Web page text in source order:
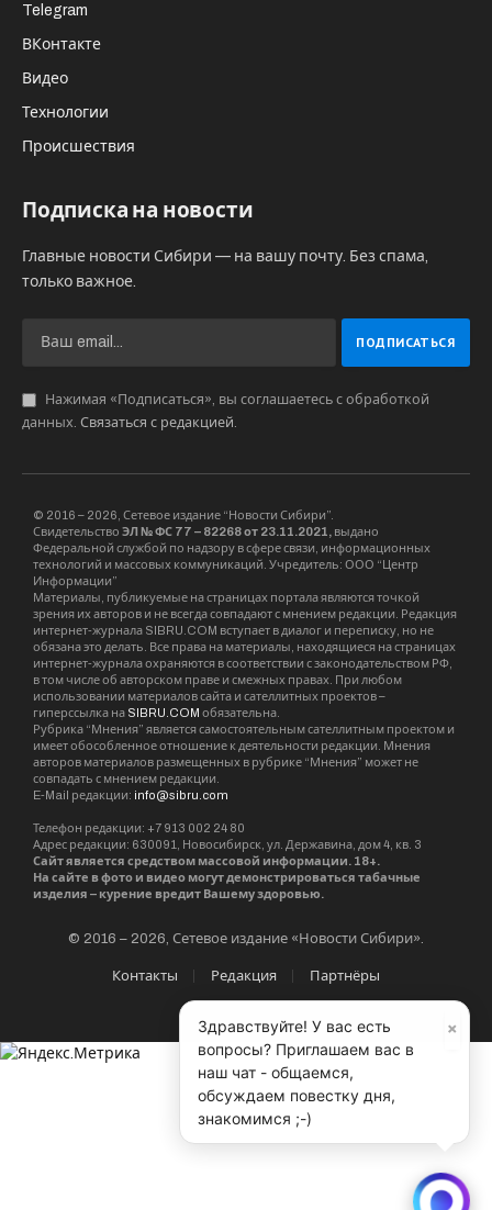
Telegram
ВКонтакте
Видео
Технологии
Происшествия
Подписка на новости
Главные новости Сибири — на вашу почту. Без спама,
только важное.
Нажимая «Подписаться», вы соглашаетесь с обработкой
данных. Связаться с редакцией
© 2016 – 2026, Сетевое издание “Новости Сибири”.
Свидетельство ЭЛ № ФС 77 – 82268 от 23.11.2021, выдано
Федеральной службой по надзору в сфере связи, информационных
технологий и массовых коммуникаций. Учредитель: ООО “Центр
Информации”
Материалы, публикуемые на страницах портала являются точкой
зрения их авторов и не всегда совпадают с мнением редакции. Редакция
интернет-журнала SIBRU.COM вступает в диалог и переписку, но не
обязана это делать. Все права на материалы, находящиеся на страницах
интернет-журнала охраняются в соответствии с законодательством РФ,
в том числе об авторском праве и смежных правах. При любом
использовании материалов сайта и сателлитных проектов –
гиперссылка на SIBRU.COM обязательна.
Рубрика “Мнения” является самостоятельным сателлитным проектом и
имеет обособленное отношение к деятельности редакции. Мнения
авторов материалов размещенных в рубрике “Мнения” может не
совпадать с мнением редакции.
E-Mail редакции: info@sibru.com
Телефон редакции: +7 913 002 24 80
Адрес редакции: 630091, Новосибирск, ул. Державина, дом 4, кв. 3
Сайт является средством массовой информации. 18+.
На сайте в фото и видео могут демонстрироваться табачные
изделия – курение вредит Вашему здоровью.
© 2016 – 2026, Сетевое издание «Новости Сибири».
Контакты Редакция Партнёры
×
Здравствуйте! У вас есть
вопросы? Приглашаем вас в
наш чат - общаемся,
обсуждаем повестку дня,
знакомимся ;-)